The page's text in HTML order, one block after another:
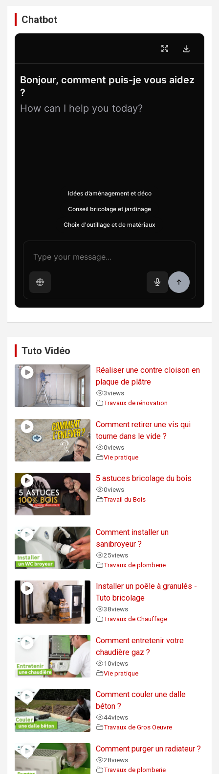
Chatbot
Bonjour, comment puis-je vous aidez
?
How can I help you today?
Idées d’aménagement et déco
Conseil bricolage et jardinage
Choix d'outillage et de matériaux
Tuto Vidéo
Réaliser une contre cloison en
plaque de plâtre
3views
Travaux de rénovation
Comment retirer une vis qui
tourne dans le vide ?
0views
Vie pratique
5 astuces bricolage du bois
0views
Travail du Bois
Comment installer un
sanibroyeur ?
25views
Travaux de plomberie
Installer un poêle à granulés -
Tuto bricolage
38views
Travaux de Chauffage
Comment entretenir votre
chaudière gaz ?
10views
Vie pratique
Comment couler une dalle
béton ?
44views
Travaux de Gros Oeuvre
Comment purger un radiateur ?
28views
Travaux de plomberie